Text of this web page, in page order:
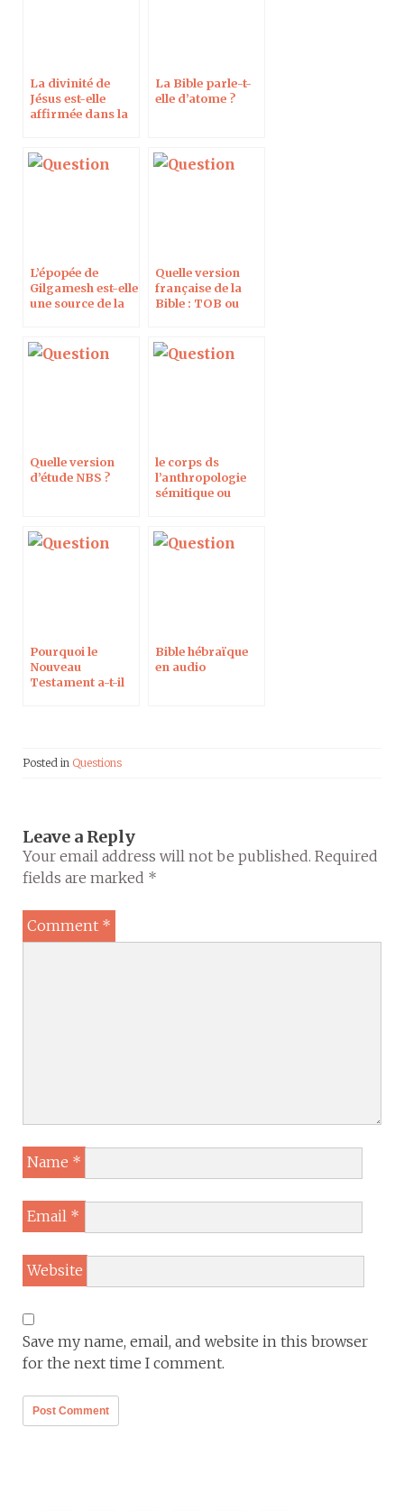
La divinité de
Jésus est-elle
affirmée dans la
La Bible parle-t-
elle d’atome ?
L’épopée de
Gilgamesh est-elle
une source de la
Quelle version
française de la
Bible : TOB ou
Quelle version
d’étude NBS ?
le corps ds
l’anthropologie
sémitique ou
Pourquoi le
Nouveau
Testament a-t-il
Bible hébraïque
en audio
Posted in Questions
Leave a Reply
Your email address will not be published. Required
fields are marked *
Comment *
Name *
Email *
Website
Save my name, email, and website in this browser
for the next time I comment.